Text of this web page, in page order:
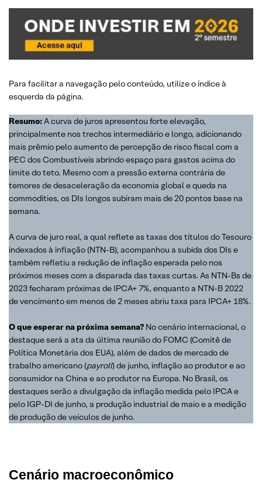
Para facilitar a navegação pelo conteúdo, utilize o índice à
esquerda da página.
Resumo:A curva de juros apresentou forte elevação,
principalmente nos trechos intermediário e longo, adicionando
mais prêmio pelo aumento de percepção de risco fiscal com a
PEC dos Combustíveis abrindo espaço para gastos acima do
limite do teto. Mesmo com a pressão externa contrária de
temores de desaceleração da economia global e queda na
commodities, os DIs longos subiram mais de 20 pontos base na
semana.
A curva de juro real, a qual reflete as taxas dos títulos do Tesouro
indexados à inflação (NTN-B), acompanhou a subida dos DIs e
também refletiu a redução de inflação esperada pelo nos
próximos meses com a disparada das taxas curtas. As NTN-Bs de
2023 fecharam próximas de IPCA+ 7%, enquanto a NTN-B 2022
de vencimento em menos de 2 meses abriu taxa para IPCA+ 18%.
O que esperar na próxima semana? No cenário internacional, o
destaque será a ata da última reunião do FOMC (Comitê de
Política Monetária dos EUA), além de dados de mercado de
trabalho americano (payroll) de junho, inflação ao produtor e ao
consumidor na China e ao produtor na Europa. No Brasil, os
destaques serão a divulgação da inflação medida pelo IPCA e
pelo IGP-DI de junho, a produção industrial de maio e a medição
de produção de veículos de junho.
Cenário macroeconômico